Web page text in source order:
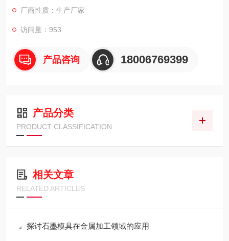
厂商性质：生产厂家
访问量：953
产品咨询 18006769399
产品分类
PRODUCT CLASSIFICATION
相关文章
RELATED ARTICLES
探讨石墨模具在金属加工领域的应用